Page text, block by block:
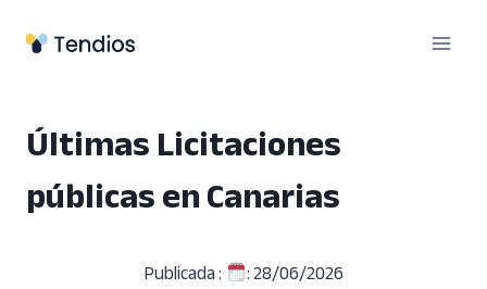
Últimas Licitaciones
públicas en Canarias
Publicada : : 28/06/2026